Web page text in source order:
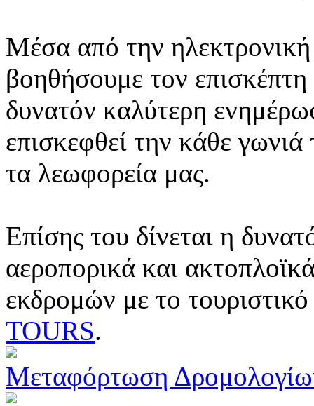
Μέσα από την ηλεκτρονική
βοηθήσουμε τον
δυνατόν καλύτερη
επισκεφθεί την κάθε
τα λεωφορεία μας.
Επίσης του δίνεται η
αεροπορικά και
εκδρομών με το
TOURS.
Μεταφόρτωση